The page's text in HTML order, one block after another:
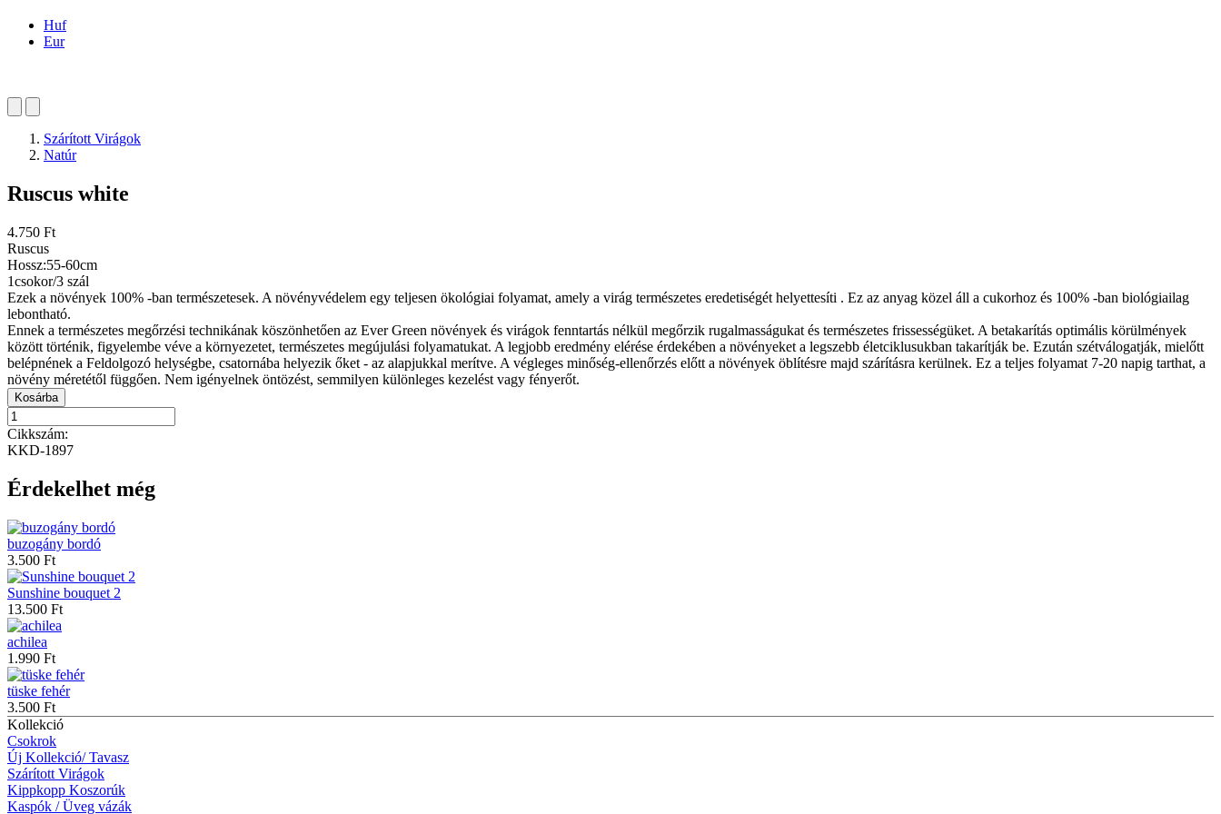
Huf
Eur
Szárított Virágok
Natúr
Ruscus white
4.750 Ft
Ruscus
Hossz:55-60cm
1csokor/3 szál
Ezek a növények 100% -ban természetesek. A növényvédelem egy teljesen ökológiai folyamat, amely a virág természetes eredetiségét helyettesíti . Ez az anyag közel áll a cukorhoz és 100% -ban biológiailag
lebontható.
Ennek a természetes megőrzési technikának köszönhetően az Ever Green növények és virágok fenntartás nélkül megőrzik rugalmasságukat és természetes frissességüket. A betakarítás optimális körülmények
között történik, figyelembe véve a környezetet, természetes megújulási folyamatukat. A legjobb eredmény elérése érdekében a növényeket a legszebb életciklusukban takarítják be. Ezután szétválogatják, mielőtt
belépnének a Feldolgozó helységbe, csatornába helyezik őket - az alapjukkal merítve. A végleges minőség-ellenőrzés előtt a növények öblítésre majd szárításra kerülnek. Ez a teljes folyamat 7-20 napig tarthat, a
növény méretétől függően. Nem igényelnek öntözést, semmilyen különleges kezelést vagy fényerőt.
Kosárba
Cikkszám:
KKD-1897
Érdekelhet még
buzogány bordó
3.500 Ft
Sunshine bouquet 2
13.500 Ft
achilea
1.990 Ft
tüske fehér
3.500 Ft
Kollekció
Csokrok
Új Kollekció/ Tavasz
Szárított Virágok
Kippkopp Koszorúk
Kaspók / Üveg vázák